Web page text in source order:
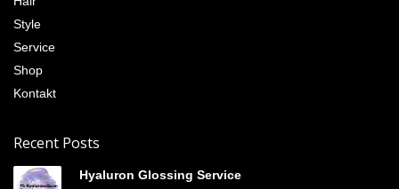
Style
Service
Shop
Kontakt
Recent Posts
Hyaluron Glossing Service